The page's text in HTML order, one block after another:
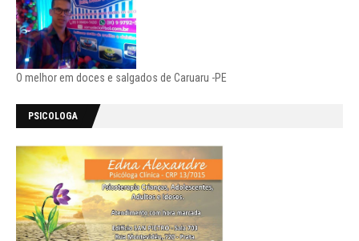
O melhor em doces e salgados de Caruaru -PE
PSICOLOGA